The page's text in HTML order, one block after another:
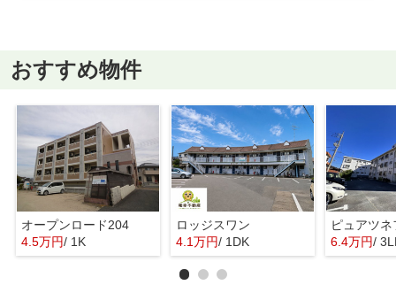
おすすめ物件
オープンロード204
4.5万円/ 1K
ロッジスワン
4.1万円/ 1DK
ピュアツネ
6.4万円/